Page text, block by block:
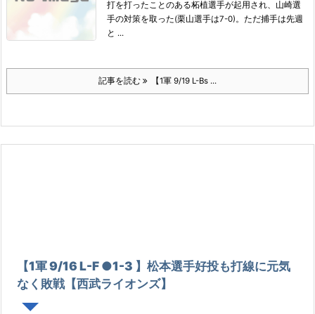
打を打ったことのある柘植選手が起用され、山崎選
手の対策を取った(栗山選手は7-0)。 ただ捕手は先週
と ...
記事を読む 【1軍 9/19 L-Bs ...
【1軍 9/16 L-F ●1-3 】松本選手好投も打線に元気
なく敗戦【西武ライオンズ】